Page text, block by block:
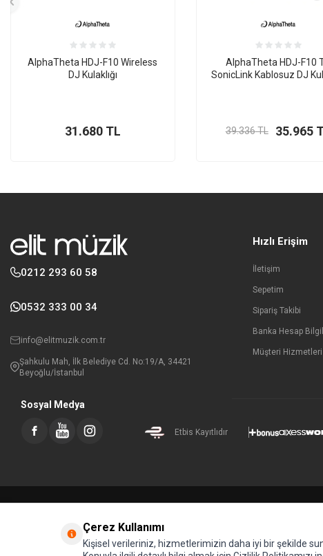
AlphaTheta HDJ-F10 Wireless
DJ Kulaklığı
31.680TL
AlphaTheta HDJ-F10
SonicLink Kablosuz DJ
39.336TL 35.965
Hızlı Erişim
İletişim
Sepetim
Sipariş Takibi
Banka Hesap
Müşteri Hizmetleri
0212 293 60 58
0532 333 00 34
info@elitmuzik.com.tr
Şahkulu Mah, İlk Belediye Cd. No:19/A, 34421
Beyoğlu/İstanbul
Sosyal Medya
Etbis Kayıtlıdır
Çerez Kullanımı
Kişisel verileriniz, hizmetlerimizin daha iyi bir şekilde